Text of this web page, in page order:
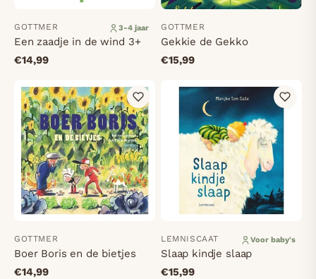
GOTTMER 3-4 jaar
Een zaadje in de wind 3+
€14,99
GOTTMER
Gekkie de Gekko
€15,99
GOTTMER
Boer Boris en de bietjes
€14,99
LEMNISCAAT Voor baby's
Slaap kindje slaap
€15,99